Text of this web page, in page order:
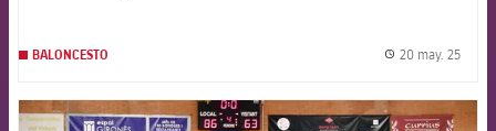
BALONCESTO 20 may. 25
FCB Barcelona badge